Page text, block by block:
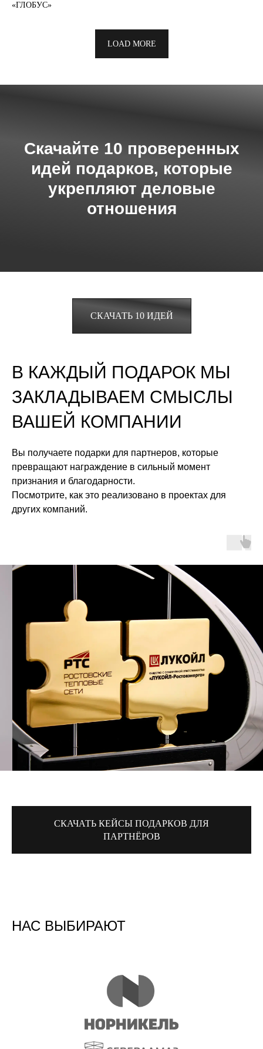
«ГЛОБУС»
LOAD MORE
Скачайте 10 проверенных
идей подарков, которые
укрепляют деловые
отношения
СКАЧАТЬ 10 ИДЕЙ
В КАЖДЫЙ ПОДАРОК МЫ
ЗАКЛАДЫВАЕМ СМЫСЛЫ
ВАШЕЙ КОМПАНИИ
Вы получаете подарки для партнеров, которые
превращают награждение в сильный момент
признания и благодарности.
Посмотрите, как это реализовано в проектах для
других компаний.
СКАЧАТЬ КЕЙСЫ ПОДАРКОВ ДЛЯ
ПАРТНЁРОВ
НАС ВЫБИРАЮТ